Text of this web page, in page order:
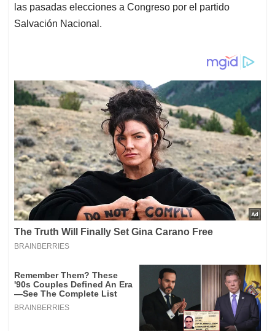
las pasadas elecciones a Congreso por el partido
Salvación Nacional.